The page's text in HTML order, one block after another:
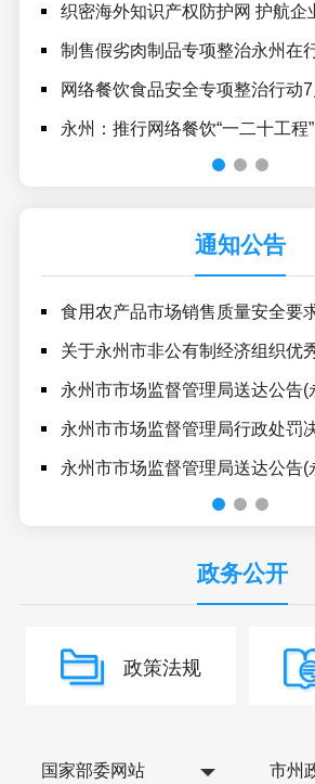
织密海外知识产权防护网 护航企业扬帆出海——永州市启动第二轮海
制售假劣肉制品专项整治永州在
网络餐饮食品安全专项整治行动
永州：推行网络餐饮“一二十工程” 打造
通知公告
食用农产品市场销售质量安全要
关于永州市非公有制经济组织优秀共产党员、优秀党务工作者和先进基
永州市市场监督管理局送达公告(永)市
永州市市场监督管理局行政处罚决定书(永市
永州市市场监督管理局送达公告(永)市
政务公开
政策法规
国家部委网站 市州